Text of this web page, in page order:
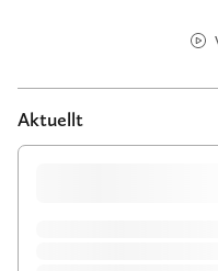
Aktuellt